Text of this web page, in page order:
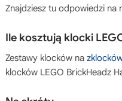
Znajdziesz tu odpowiedzi na
Ile kosztują klocki
Zestawy klocków na
klocków LEGO BrickHeadz